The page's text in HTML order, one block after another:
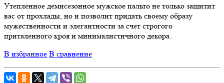
Утепленное демисезонное мужское пальто не только защитит
вас от прохлады, но и позволит придать своему образу
мужественности и элегантности за счет строгого
приталенного кроя и минималистичного декора.
В избранное В сравнение